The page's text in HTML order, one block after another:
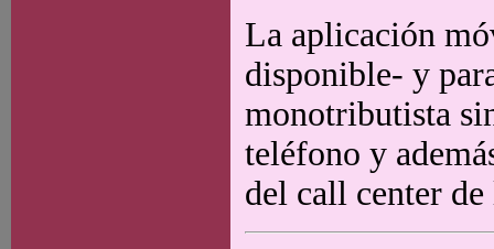
La aplicación
disponible- y
monotributista
teléfono y
del call center